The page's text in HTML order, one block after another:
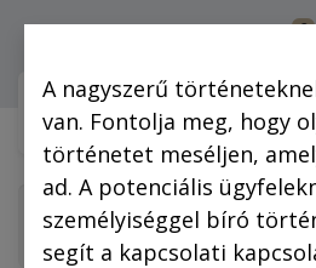
0
Webshop
A nagyszerű
van. Fontolja meg, hogy
történetet meséljen,
ad. A potenciális
személyiséggel bíró
segít a kapcsolati